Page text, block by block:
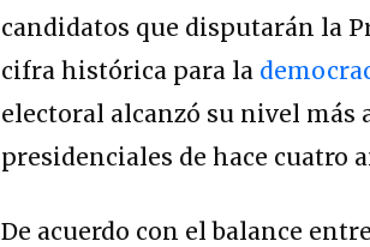
candidatos que disputarán la
cifra histórica para la
electoral alcanzó su nivel más
presidenciales de hace cuatro
De acuerdo con el balance